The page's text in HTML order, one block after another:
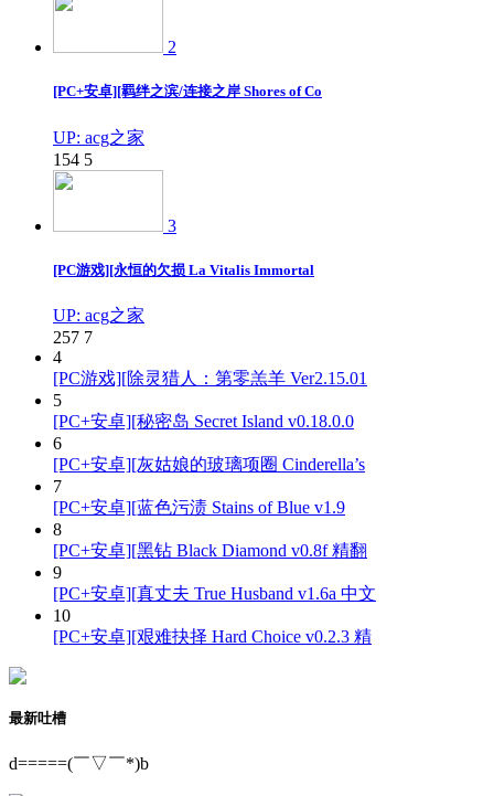
2
[PC+安卓][羁绊之滨/连接之岸 Shores of Co
UP: acg之家
154 5
3
[PC游戏][永恒的欠损 La Vitalis Immortal
UP: acg之家
257 7
4
[PC游戏][除灵猎人：第零羔羊 Ver2.15.01
5
[PC+安卓][秘密岛 Secret Island v0.18.0.0
6
[PC+安卓][灰姑娘的玻璃项圈 Cinderella’s
7
[PC+安卓][蓝色污渍 Stains of Blue v1.9
8
[PC+安卓][黑钻 Black Diamond v0.8f 精翻
9
[PC+安卓][真丈夫 True Husband v1.6a 中文
10
[PC+安卓][艰难抉择 Hard Choice v0.2.3 精
最新吐槽
d=====(￣▽￣*)b